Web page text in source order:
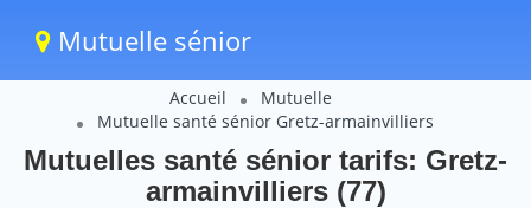
Mutuelle sénior
Accueil
Mutuelle
Mutuelle santé sénior Gretz-armainvilliers
Mutuelles santé sénior tarifs: Gretz-
armainvilliers (77)